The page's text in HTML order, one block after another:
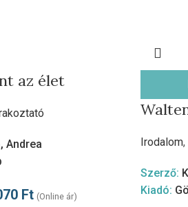
az élet
Andrea
Ft (Online ár)
Irodalom,
Szerző:
Kiadó: